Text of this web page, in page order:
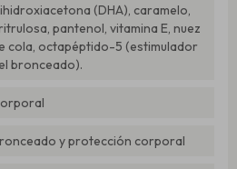
(DHA), caramelo,
pantenol, vitamina E, nuez
cola, octapéptido-5 (estimulador
bronceado).
y protección corporal